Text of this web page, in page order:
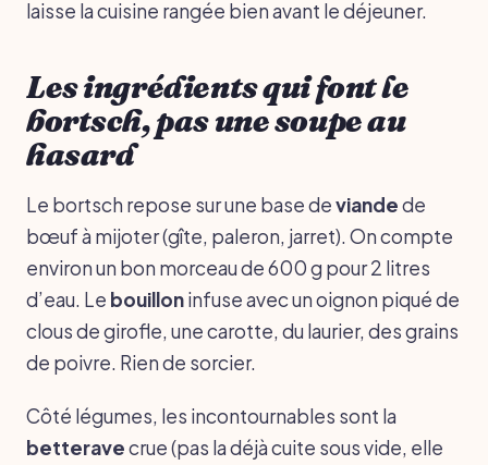
laisse la cuisine rangée bien avant le déjeuner.
Les ingrédients qui font le
bortsch, pas une soupe au
hasard
Le bortsch repose sur une base deviandede
bœuf à mijoter (gîte, paleron, jarret). On compte
environ un bon morceau de 600 g pour 2 litres
d’eau. Le bouilloninfuse avec un oignon piqué de
clous de girofle, une carotte, du laurier, des grains
de poivre. Rien de sorcier.
Côté légumes, les incontournables sont la
betteravecrue (pas la déjà cuite sous vide, elle